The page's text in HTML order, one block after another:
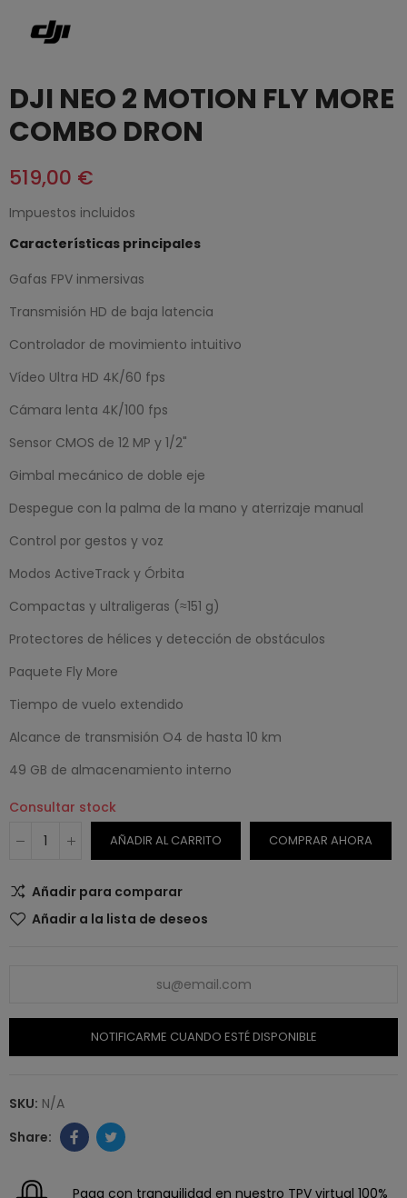
DJI NEO 2 MOTION FLY MORE
COMBO DRON
519,00 €
Impuestos incluidos
Características principales
Gafas FPV inmersivas
Transmisión HD de baja latencia
Controlador de movimiento intuitivo
Vídeo Ultra HD 4K/60 fps
Cámara lenta 4K/100 fps
Sensor CMOS de 12 MP y 1/2"
Gimbal mecánico de doble eje
Despegue con la palma de la mano y aterrizaje manual
Control por gestos y voz
Modos ActiveTrack y Órbita
Compactas y ultraligeras (≈151 g)
Protectores de hélices y detección de obstáculos
Paquete Fly More
Tiempo de vuelo extendido
Alcance de transmisión O4 de hasta 10 km
49 GB de almacenamiento interno
Consultar stock
AÑADIR AL CARRITO COMPRAR AHORA
Añadir para comparar
Añadir a la lista de deseos
NOTIFICARME CUANDO ESTÉ DISPONIBLE
SKU: N/A
Paga con tranquilidad en nuestro TPV virtual 100%